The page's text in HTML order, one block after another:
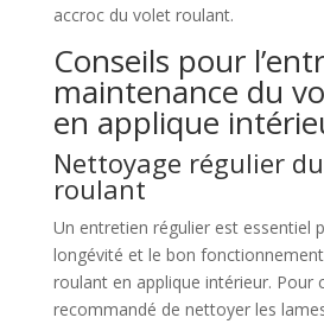
accroc du volet roulant.
Conseils pour
maintenance du
en applique
Nettoyage régulier
roulant
Un entretien régulier est essentiel
longévité et le bon
roulant en applique intérieur. Pour
recommandé de nettoyer les